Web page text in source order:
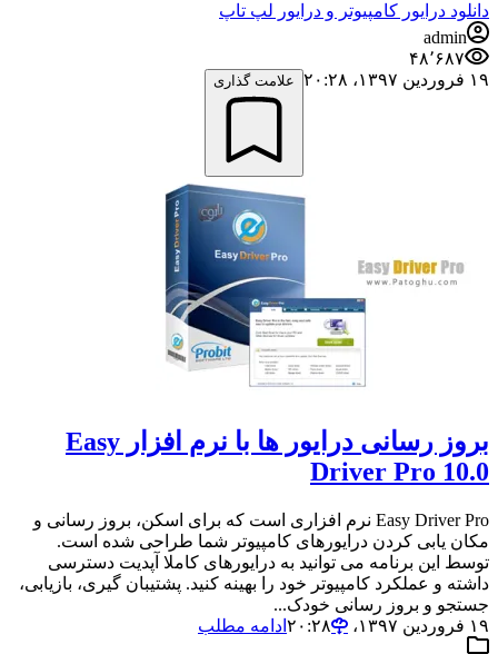
دانلود درایور کامپیوتر و درایور لپ تاپ
admin
۴۸٬۶۸۷
۱۹ فروردین ۱۳۹۷،‏ ۲۰:۲۸
علامت گذاری
بروز رسانی درایور ها با نرم افزار Easy
Driver Pro 10.0
Easy Driver Pro نرم افزاری است که برای اسکن، بروز رسانی و
مکان یابی کردن درایورهای کامپیوتر شما طراحی شده است.
توسط این برنامه می توانید به درایورهای کاملا آپدیت دسترسی
داشته و عملکرد کامپیوتر خود را بهینه کنید. پشتیبان گیری، بازیابی،
جستجو و بروز رسانی خودک...
۱۹ فروردین ۱۳۹۷،‏ ۲۰:۲۸
ادامه مطلب